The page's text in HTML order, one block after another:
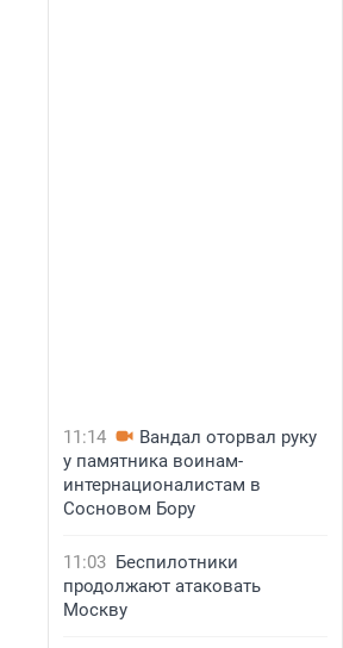
11:14
Вандал оторвал руку
у памятника воинам-
интернационалистам в
Сосновом Бору
11:03 Беспилотники
продолжают атаковать
Москву